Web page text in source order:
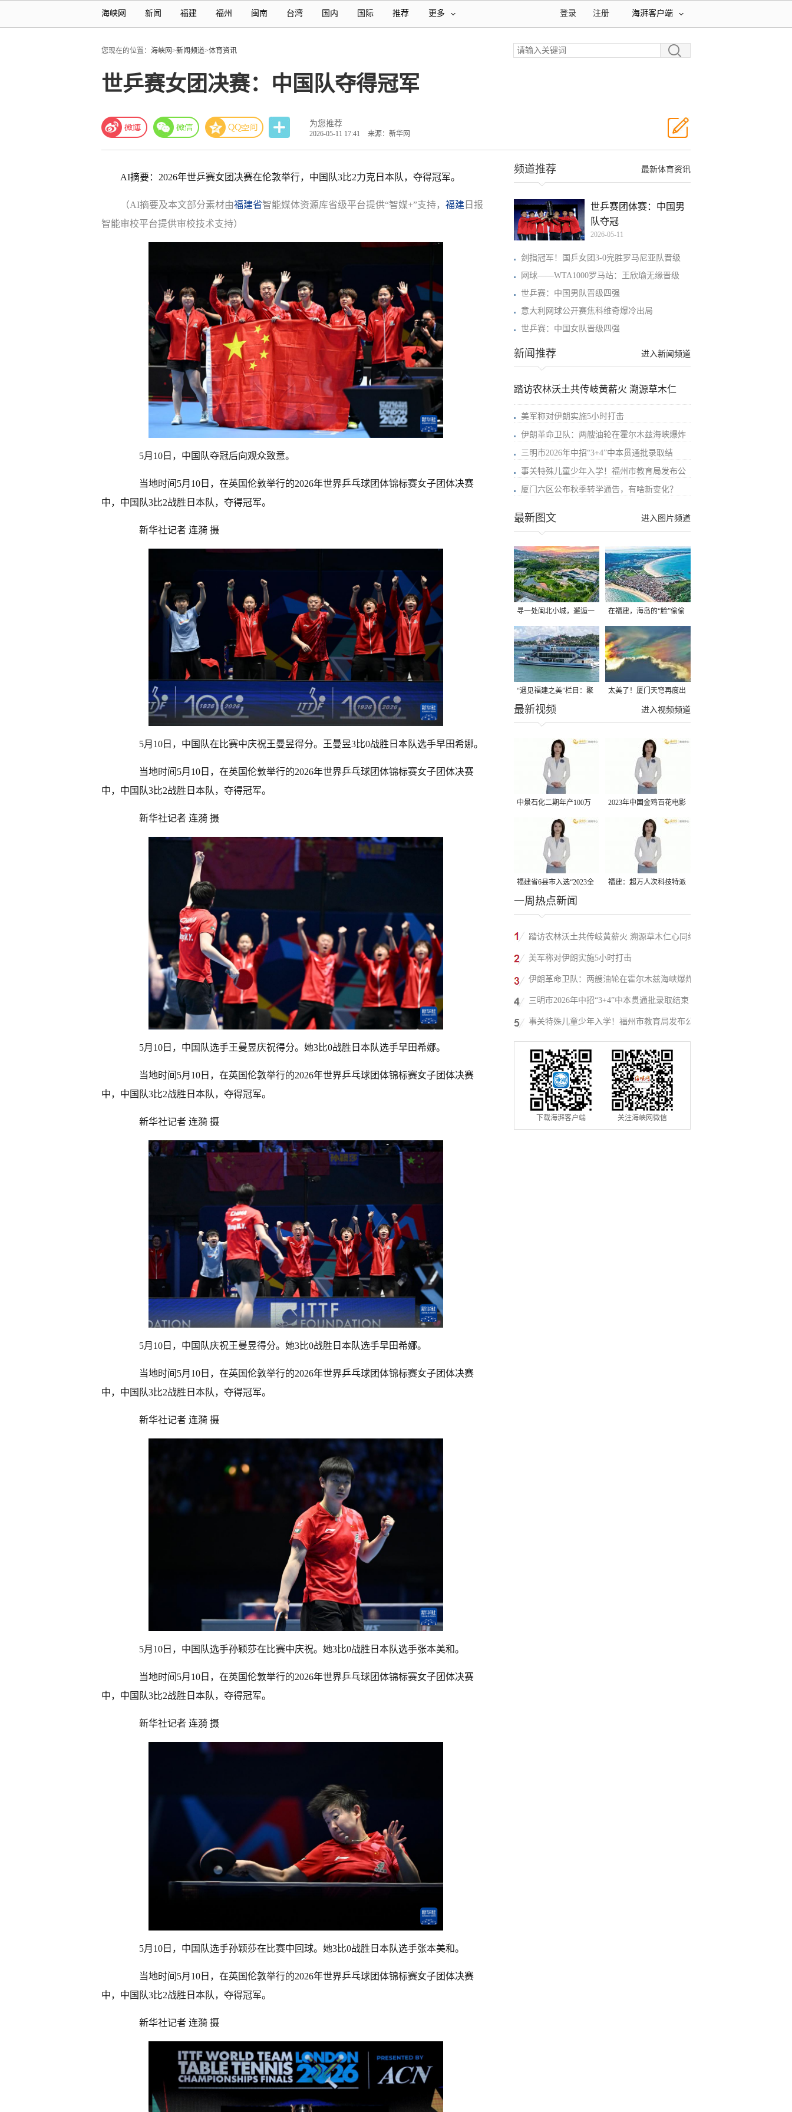
海峡网 新闻 福建 福州 闽南 台湾 国内 国际 推荐 更多 海湃客户端
注册
登录
您现在的位置： 海峡网>新闻频道>体育资讯
世乒赛女团决赛：中国队夺得冠军
为您推荐
2026-05-11 17:41 来源：新华网
AI摘要：2026年世乒赛女团决赛在伦敦举行，中国队3比2力克日本队，夺得冠军。
（AI摘要及本文部分素材由福建省智能媒体资源库省级平台提供“智媒+”支持， 福建 日报
智能审校平台提供审校技术支持）
5月10日，中国队夺冠后向观众致意。
当地时间5月10日，在英国伦敦举行的2026年世界乒乓球团体锦标赛女子团体决赛
中，中国队3比2战胜日本队，夺得冠军。
新华社记者 连漪 摄
5月10日，中国队在比赛中庆祝王曼昱得分。王曼昱3比0战胜日本队选手早田希娜。
当地时间5月10日，在英国伦敦举行的2026年世界乒乓球团体锦标赛女子团体决赛
中，中国队3比2战胜日本队，夺得冠军。
新华社记者 连漪 摄
5月10日，中国队选手王曼昱庆祝得分。她3比0战胜日本队选手早田希娜。
当地时间5月10日，在英国伦敦举行的2026年世界乒乓球团体锦标赛女子团体决赛
中，中国队3比2战胜日本队，夺得冠军。
新华社记者 连漪 摄
5月10日，中国队庆祝王曼昱得分。她3比0战胜日本队选手早田希娜。
当地时间5月10日，在英国伦敦举行的2026年世界乒乓球团体锦标赛女子团体决赛
中，中国队3比2战胜日本队，夺得冠军。
新华社记者 连漪 摄
5月10日，中国队选手孙颖莎在比赛中庆祝。她3比0战胜日本队选手张本美和。
当地时间5月10日，在英国伦敦举行的2026年世界乒乓球团体锦标赛女子团体决赛
中，中国队3比2战胜日本队，夺得冠军。
新华社记者 连漪 摄
5月10日，中国队选手孙颖莎在比赛中回球。她3比0战胜日本队选手张本美和。
当地时间5月10日，在英国伦敦举行的2026年世界乒乓球团体锦标赛女子团体决赛
中，中国队3比2战胜日本队，夺得冠军。
新华社记者 连漪 摄
最新体育资讯
频道推荐
世乒赛团体赛：中国男
队夺冠
2026-05-11
剑指冠军！国乒女团3-0完胜罗马尼亚队晋级
网球——WTA1000罗马站：王欣瑜无缘晋级
世乒赛：中国男队晋级四强
意大利网球公开赛焦科维奇爆冷出局
世乒赛：中国女队晋级四强
进入新闻频道
新闻推荐
踏访农林沃土共传岐黄薪火 溯源草木仁
美军称对伊朗实施5小时打击
伊朗革命卫队：两艘油轮在霍尔木兹海峡爆炸
三明市2026年中招“3+4”中本贯通批录取结
事关特殊儿童少年入学！福州市教育局发布公
厦门六区公布秋季转学通告，有啥新变化？
进入图片频道
最新图文
寻一处闽北小城，邂逅一
场“慢充旅行”
在福建，海岛的“脸”偷偷
在改变
“遇见福建之美”栏目：聚
焦福建一周大事记
太美了！厦门天穹再度出
现“七彩祥云”进入视频频道
最新视频
中景石化二期年产100万
吨丙烷脱氢项目建成中交
2023年中国金鸡百花电影
节有福电影巡展31日启动
福建省6县市入选“2023全
国县域发展潜力百强县”
福建：超万人次科技特派
一周热点新闻
踏访农林沃土共传岐黄薪火 溯源草木仁心同续
两岸情缘
美军称对伊朗实施5小时打击
伊朗革命卫队：两艘油轮在霍尔木兹海峡爆炸
起火
三明市2026年中招“3+4”中本贯通批录取结束
事关特殊儿童少年入学！福州市教育局发布公
告！
下载海湃客户端 关注海峡网微信